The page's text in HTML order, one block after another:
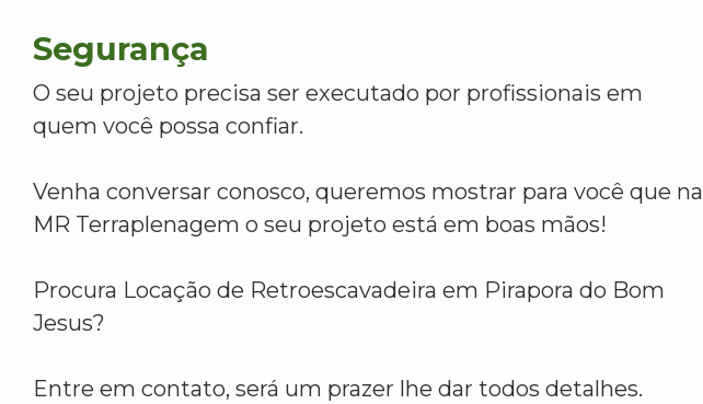
Segurança
O seu projeto precisa ser executado por profissionais em
quem você possa confiar.
Venha conversar conosco, queremos mostrar para você que na
MR Terraplenagem o seu projeto está em boas mãos!
Procura Locação de Retroescavadeira em Pirapora do Bom
Jesus?
Entre em contato, será um prazer lhe dar todos detalhes.